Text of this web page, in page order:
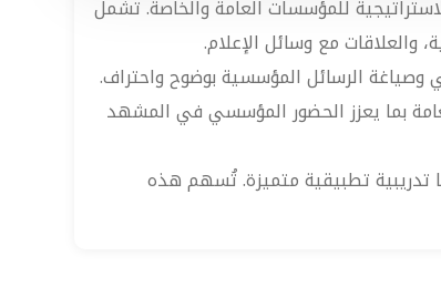
للمؤسسات العامة والخاصة. تشمل
والعلاقات مع وسائل الإعلام.
وصياغة الرسائل المؤسسية بوضوح واحتراف.
بما يعزز الحضور المؤسسي في المشهد
تدريبية تطبيقية متميزة. تُسهم هذه